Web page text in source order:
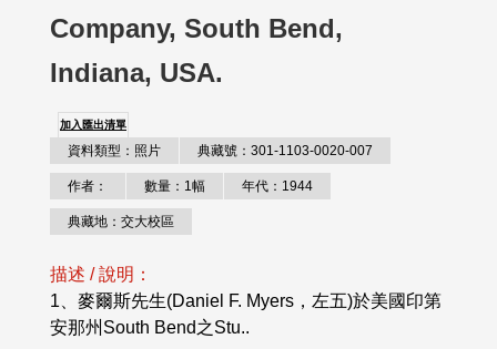
Company, South Bend,
Indiana, USA.
加入匯出清單
資料類型：照片 典藏號：301-1103-0020-007
作者： 數量：1幅 年代：1944
典藏地：交大校區
描述 / 說明：
1、麥爾斯先生(Daniel F. Myers，左五)於美國印第
安那州South Bend之Stu..